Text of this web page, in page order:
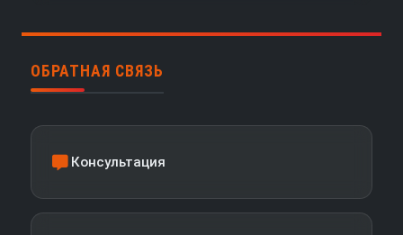
ОБРАТНАЯ СВЯЗЬ
Консультация